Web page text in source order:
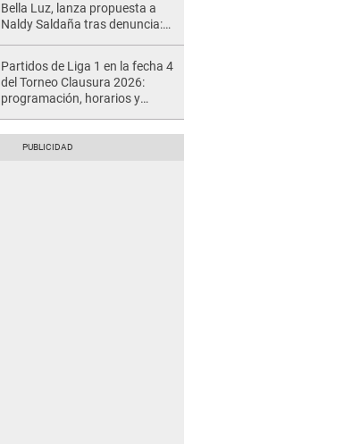
Bella Luz, lanza propuesta a
Naldy Saldaña tras denuncia:
Partidos de Liga 1 en la fecha 4
del Torneo Clausura 2026:
programación, horarios y